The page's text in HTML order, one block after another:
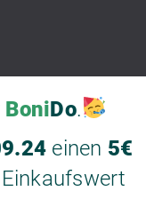
BoniDo.
einen 5€